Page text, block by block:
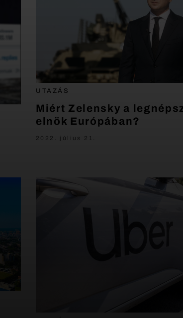
UTAZÁS
Miért Zelensky a
elnök Európában?
2022. július 21.